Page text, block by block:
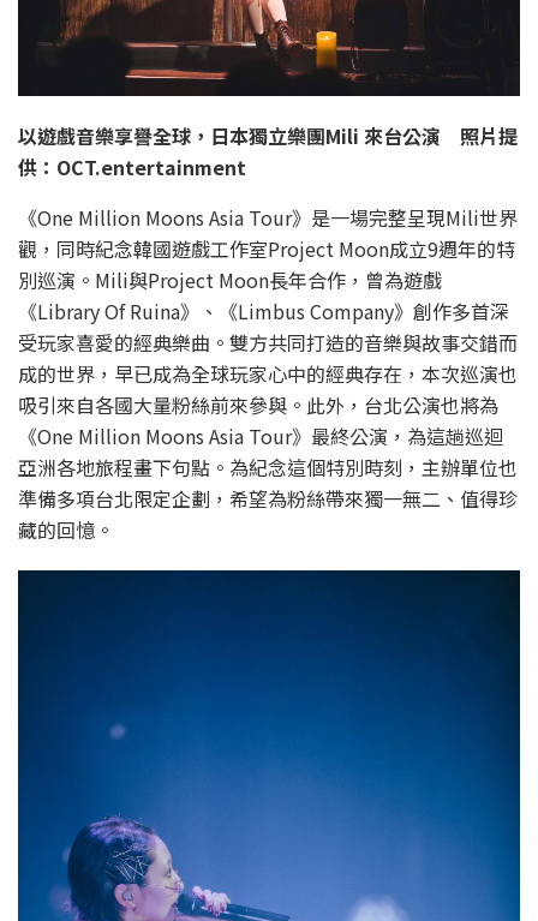
以遊戲音樂享譽全球，日本獨立樂團Mili 來台公演 照片提
供：OCT.entertainment
《One Million Moons Asia Tour》是一場完整呈現Mili世界
觀，同時紀念韓國遊戲工作室Project Moon成立9週年的特
別巡演。Mili與Project Moon長年合作，曾為遊戲
《Library Of Ruina》、《Limbus Company》創作多首深
受玩家喜愛的經典樂曲。雙方共同打造的音樂與故事交錯而
成的世界，早已成為全球玩家心中的經典存在，本次巡演也
吸引來自各國大量粉絲前來參與。此外，台北公演也將為
《One Million Moons Asia Tour》最終公演，為這趟巡迴
亞洲各地旅程畫下句點。為紀念這個特別時刻，主辦單位也
準備多項台北限定企劃，希望為粉絲帶來獨一無二、值得珍
藏的回憶。